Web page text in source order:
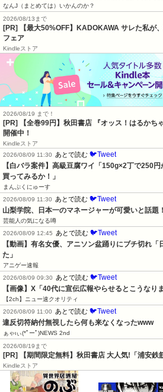
なんJ（まとめては）いかんのか？
2026/08/13まで
[PR] 【最大50%OFF】KADOKAWA サレた私が
フェア
Kindleストア
2026/08/19 まで！
[PR]
【全巻99円】秋田書店 『オッス！はるかち
開催中！
Kindleストア
2026/08/09 11:30 あとで読む 🐦Tweet
【白バラ案件】高級豆腐ワイ「150g×2丁で250
買ってみるか！」
まんぷくにゅーす
2026/08/09 11:30 あとで読む 🐦Tweet
山梨学院、日本一のマネージャーが可愛いと話題
芸能人の気になる噂
2026/08/09 12:45 あとで読む 🐦Tweet
【動画】有名女優、アニソン盆踊りにブチ切れ
た」
アニゲー速報
2026/08/09 09:30 あとで読む 🐦Tweet
【画像】X「40代に宣伝広報やらせるとこうなり
【2ch】ニュー速クオリティ
2026/08/09 11:00 あとで読む 🐦Tweet
違反切符納付無視したら何も来なくなったwww
ぁゃιぃ(*ﾟーﾟ)NEWS 2nd
2026/08/19まで
[PR] 【期間限定無料】秋田書店 大人気!「浦安鉄
Kindleストア